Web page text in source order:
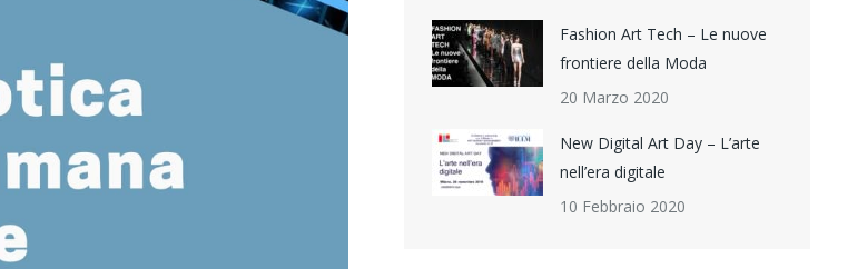
Fashion Art Tech – Le nuove
frontiere della Moda
20 Marzo 2020
New Digital Art Day – L’arte
nell’era digitale
10 Febbraio 2020